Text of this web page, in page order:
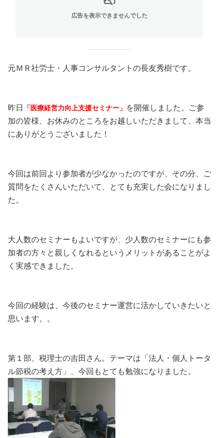
広告を表示できませんでした
元ＭＲ社労士・人事コンサルタントの長友秀樹です。
昨日 「医療経営力向上支援セミナー」 を開催しました。ご参
加の皆様、お休みのところをお越しいただきまして、本当
にありがとうございました！
今回は前回より参加者が少なかったのですが、その分、ご
質問をたくさんいただいて、とても充実した会になりまし
た。
大人数のセミナーもよいですが、少人数のセミナーにも参
加者の方々と親しくなれるというメリットがあることがよ
く実感できました。
今回の経験は、今後のセミナー運営に活かしていきたいと
思います。。
第１部、税理士の吉田さん。テーマは「法人・個人トータ
ル節税の考え方」、今回もとても勉強になりました。